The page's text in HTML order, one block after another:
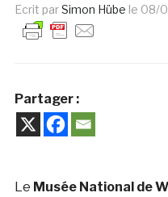
Ecrit parSimon Hübe le 08/
Partager :
Le Musée National de